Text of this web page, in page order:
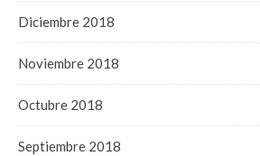
Diciembre 2018
Noviembre 2018
Octubre 2018
Septiembre 2018